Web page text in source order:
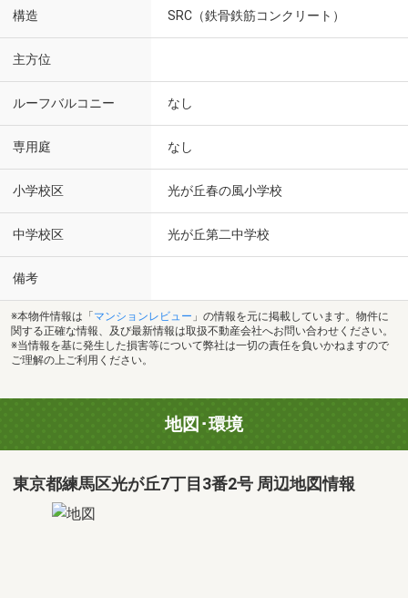
構造 SRC（鉄骨鉄筋コンクリート）
主方位
ルーフバルコニー なし
専用庭 なし
小学校区 光が丘春の風小学校
中学校区 光が丘第二中学校
備考
※本物件情報は「 マンションレビュー 」の情報を元に掲載しています。物件に
関する正確な情報、及び最新情報は取扱不動産会社へお問い合わせください。
※当情報を基に発生した損害等について弊社は一切の責任を負いかねますので
ご理解の上ご利用ください。
地図･環境
東京都練馬区光が丘7丁目3番2号 周辺地図情報